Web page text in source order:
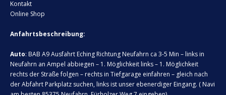
Kontakt
Online Shop
Anfahrtsbeschreibung:
Auto: BAB A9 Ausfahrt Eching Richtung Neufahrn ca 3-5 Min – links in
Neufahrn an Ampel abbiegen – 1. Möglichkeit links – 1. Möglichkeit
rechts der Straße folgen – rechts in Tiefgarage einfahren – gleich nach
der Abfahrt Parkplatz suchen, links ist unser ebenerdiger Eingang. ( Navi